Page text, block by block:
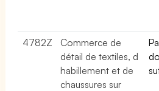
4782Z
Commerce de
détail de textiles, d
habillement et de
chaussures sur